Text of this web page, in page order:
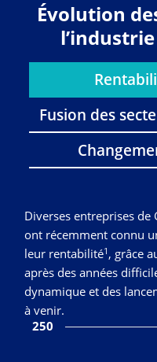
Évolution
Fusion des
Diverses entreprises de
ont récemment connu
leur rentabilité1 , grâce
après des années
dynamique et des
à venir.
250